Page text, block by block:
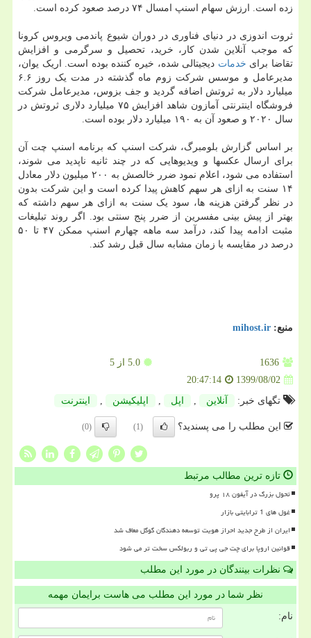
زده است. ارزش سهام اسنپ امسال ۷۴ درصد صعود کرده است.
ثروت اندوزی در دنیای فناوری در دوران شیوع پاندمی ویروس کرونا
که موجب آنلاین شدن کار، خرید، تحصیل و سرگرمی و افزایش
تقاضا برای خدمات دیجیتالی شده، خیره کننده بوده است. اریک یوان،
مدیرعامل و موسس شرکت زوم ماه گذشته در مدت یک روز ۶.۶
میلیارد دلار به ثروتش اضافه گردید و جف بزوس، مدیرعامل شرکت
فروشگاه اینترنتی آمازون شاهد افزایش ۷۵ میلیارد دلاری ثروتش در
سال ۲۰۲۰ و صعود آن به ۱۹۰ میلیارد دلار بوده است.
بر اساس گزارش بلومبرگ، شرکت اسنپ که برنامه اسنپ چت آن
برای ارسال عکسها و ویدیوهایی که در چند ثانیه ناپدید می شوند،
استفاده می شود، اعلام نمود ضرر خالصش به ۲۰۰ میلیون دلار معادل
۱۴ سنت به ازای هر سهم کاهش پیدا کرده است و این شرکت بدون
در نظر گرفتن هزینه ها، سود یک سنت به ازای هر سهم داشته که
بهتر از پیش بینی مفسرین از ضرر پنج سنتی بود. اگر روند تبلیغات
مثبت ادامه پیدا کند، درآمد سه ماهه چهارم اسنپ ممکن ۴۷ تا ۵۰
درصد در مقایسه با زمان مشابه سال قبل رشد کند.
منبع: mihost.ir
1636
5.0 از 5
1399/08/02
20:47:14
تگهای خبر:
آنلاین , اپل , اپلیكیشن , اینترنت
این مطلب را می پسندید؟ (1)
(0)
تازه ترین مطالب مرتبط
تحول بزرگ در آیفون ۱۸ پرو
غول های 1 ترابایتی بازار
ایران از طرح جدید احراز هویت توسعه دهندگان گوگل معاف شد
قوانین اروپا برای چت جی پی تی و ربولکس سخت تر می شود
نظرات بینندگان در مورد این مطلب
نظر شما در مورد این مطلب می هاست برایمان مهمه
نام: